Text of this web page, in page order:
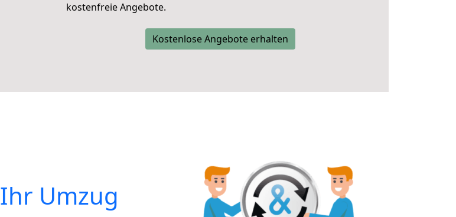
kostenfreie Angebote.
Kostenlose Angebote erhalten
Ihr Umzug